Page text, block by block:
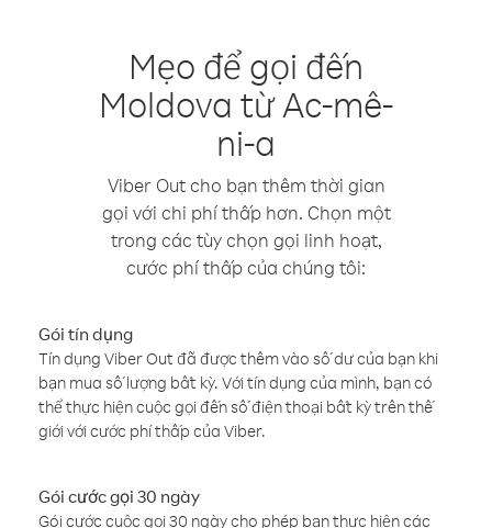
Mẹo để gọi đến
Moldova từ Ac-mê-
ni-a
Viber Out cho bạn thêm thời gian
gọi với chi phí thấp hơn. Chọn một
trong các tùy chọn gọi linh hoạt,
cước phí thấp của chúng tôi:
Gói tín dụng
Tín dụng Viber Out đã được thêm vào số dư của bạn khi
bạn mua số lượng bất kỳ. Với tín dụng của mình, bạn có
thể thực hiện cuộc gọi đến số điện thoại bất kỳ trên thế
giới với cước phí thấp của Viber.
Gói cước gọi 30 ngày
Gói cước cuộc gọi 30 ngày cho phép bạn thực hiện các